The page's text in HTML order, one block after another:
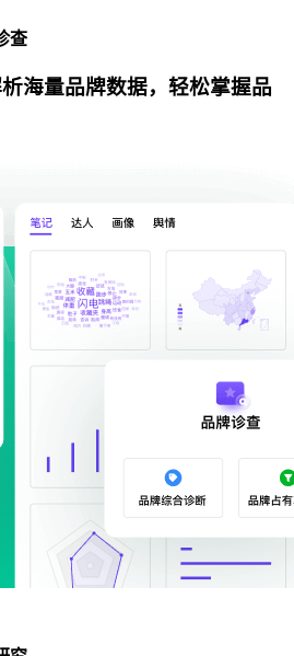
查
海量品牌数据，轻松掌握品